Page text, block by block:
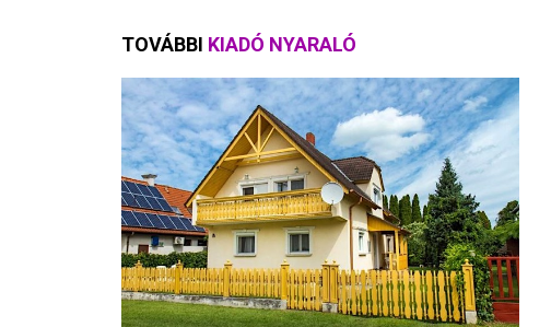
TOVÁBBI KIADÓ NYARALÓ